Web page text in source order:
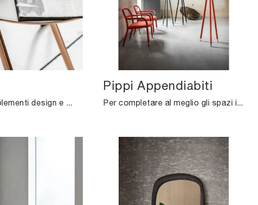
Se desideri Complementi design e tavolini in cuoio ottieni informazioni sul modello Apelle Chic del brand Midj.
Pippi Appendiabiti
Per completare al meglio gli spazi indoor basta una nota di stile da ottenere inserendo in mezzo al resto dell'arredo alcuni Complementi di qualità.